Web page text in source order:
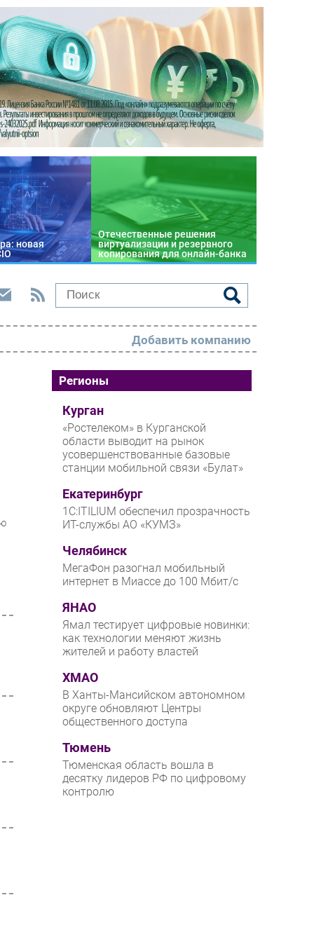
новая
Отечественные решения
виртуализации и резервного
копирования для онлайн-банка
РАЗДЕЛЫ
Новости
Аналитика
Интервью
Проекты
IT класс
Тестовый стенд
Каталог компаний
Добавить компанию
Регионы
Курган
«Ростелеком» в Курганской
области выводит на рынок
усовершенствованные базовые
станции мобильной связи «Булат»
Екатеринбург
1С:ITILIUM обеспечил прозрачность
ИТ-службы АО «КУМЗ»
Челябинск
МегаФон разогнал мобильный
интернет в Миассе до 100 Мбит/с
ЯНАО
Ямал тестирует цифровые новинки:
как технологии меняют жизнь
жителей и работу властей
ХМАО
В Ханты-Мансийском автономном
округе обновляют Центры
общественного доступа
Тюмень
Тюменская область вошла в
десятку лидеров РФ по цифровому
контролю